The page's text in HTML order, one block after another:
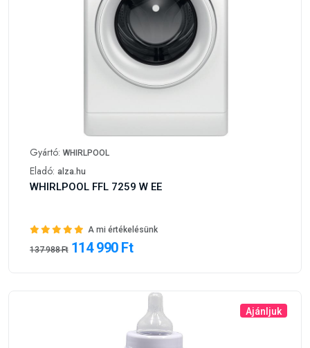
Gyártó: WHIRLPOOL
Eladó: alza.hu
WHIRLPOOL FFL 7259 W EE
A mi értékelésünk
137 988 Ft 114 990 Ft
Ajánljuk